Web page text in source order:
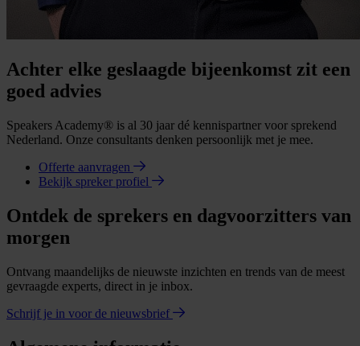
Achter elke geslaagde bijeenkomst zit een
goed advies
Speakers Academy® is al 30 jaar dé kennispartner voor sprekend
Nederland. Onze consultants denken persoonlijk met je mee.
Offerte aanvragen
Bekijk spreker profiel
Ontdek de sprekers en dagvoorzitters van
morgen
Ontvang maandelijks de nieuwste inzichten en trends van de meest
gevraagde experts, direct in je inbox.
Schrijf je in voor de nieuwsbrief